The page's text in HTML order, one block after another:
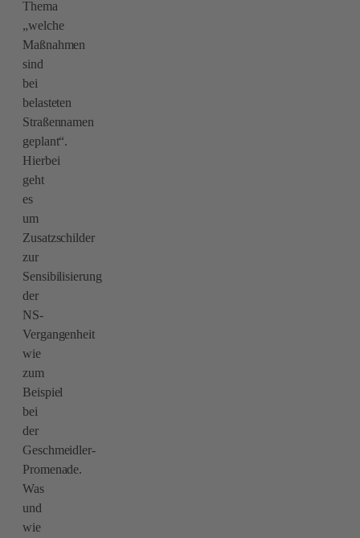
Thema
„welche
Maßnahmen
sind
bei
belasteten
Straßennamen
geplant“.
Hierbei
geht
es
um
Zusatzschilder
zur
Sensibilisierung
der
NS-
Vergangenheit
wie
zum
Beispiel
bei
der
Geschmeidler-
Promenade.
Was
und
wie